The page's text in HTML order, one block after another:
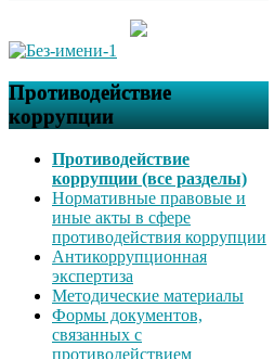
Противодействие
коррупции
Противодействие
коррупции (все разделы)
Нормативные правовые и
иные акты в сфере
противодействия коррупции
Антикоррупционная
экспертиза
Методические материалы
Формы документов,
связанных с
противодействием